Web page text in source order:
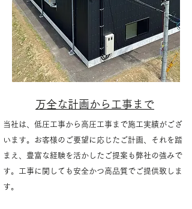
万全な計画から工事まで
当社は、低圧工事から高圧工事まで施工実績がござ
います。お客様のご要望に応じたご計画、それを踏
まえ、豊富な経験を活かしたご提案も弊社の強みで
す。工事に関しても安全かつ高品質でご提供致しま
す。